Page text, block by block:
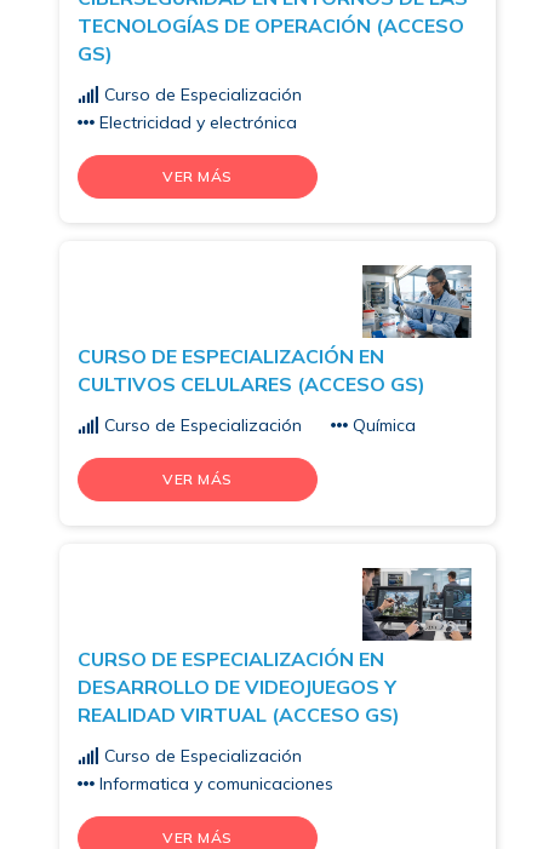
TECNOLOGÍAS DE OPERACIÓN (ACCESO
GS)
Curso de Especialización
Electricidad y electrónica
VER MÁS
CURSO DE ESPECIALIZACIÓN EN
CULTIVOS CELULARES (ACCESO GS)
Curso de Especialización Química
VER MÁS
CURSO DE ESPECIALIZACIÓN EN
DESARROLLO DE VIDEOJUEGOS Y
REALIDAD VIRTUAL (ACCESO GS)
Curso de Especialización
Informatica y comunicaciones
VER MÁS